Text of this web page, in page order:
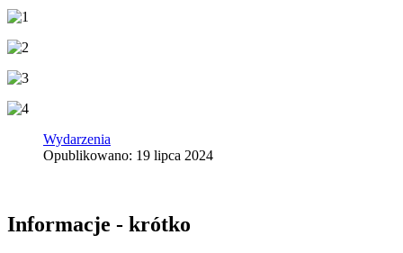
Wydarzenia
Opublikowano: 19 lipca 2024
Informacje - krótko